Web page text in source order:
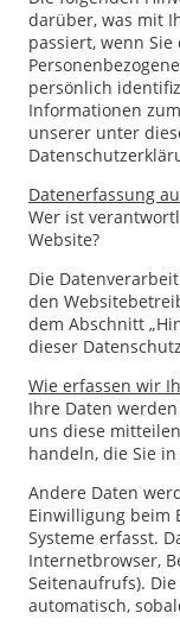
darüber, was mit
passiert, wenn
persönlich
Informationen
unserer unter
Datenerfassung
Wer ist
Website?
Die
den
dem Abschnitt
dieser
Wie erfassen wir
Ihre Daten
uns diese
handeln, die Sie
Andere Daten
Einwilligung beim
Systeme erfasst.
Internetbrowser,
Seitenaufrufs).
automatisch,